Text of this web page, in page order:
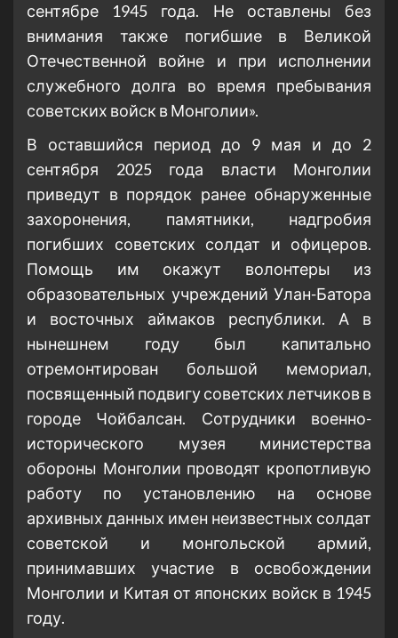
сентябре 1945 года. Не оставлены без
внимания также погибшие в Великой
Отечественной войне и при исполнении
служебного долга во время пребывания
советских войск в Монголии».
В оставшийся период до 9 мая и до 2
сентября 2025 года власти Монголии
приведут в порядок ранее обнаруженные
захоронения, памятники, надгробия
погибших советских солдат и офицеров.
Помощь им окажут волонтеры из
образовательных учреждений Улан-Батора
и восточных аймаков республики. А в
нынешнем году был капитально
отремонтирован большой мемориал,
посвященный подвигу советских летчиков в
городе Чойбалсан. Сотрудники военно-
исторического музея министерства
обороны Монголии проводят кропотливую
работу по установлению на основе
архивных данных имен неизвестных солдат
советской и монгольской армий,
принимавших участие в освобождении
Монголии и Китая от японских войск в 1945
году.